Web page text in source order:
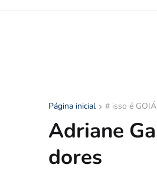
Página inicial # isso é
Adriane
dores